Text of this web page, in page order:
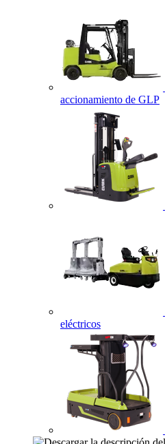
accionamiento de GLP
eléctricos